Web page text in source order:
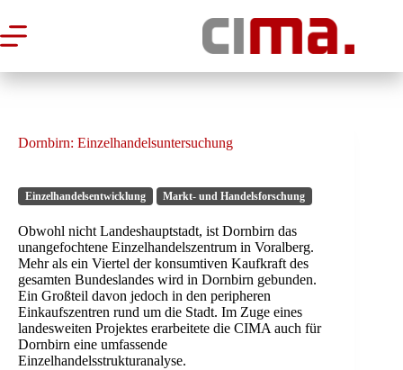
Inhalt
springen
Dornbirn: Einzelhandelsuntersuchung
Einzelhandelsentwicklung Markt- und Handelsforschung
Obwohl nicht Landeshauptstadt, ist Dornbirn das
unangefochtene Einzelhandelszentrum in Voralberg.
Mehr als ein Viertel der konsumtiven Kaufkraft des
gesamten Bundeslandes wird in Dornbirn gebunden.
Ein Großteil davon jedoch in den peripheren
Einkaufszentren rund um die Stadt. Im Zuge eines
landesweiten Projektes erarbeitete die CIMA auch für
Dornbirn eine umfassende
Einzelhandelsstrukturanalyse.